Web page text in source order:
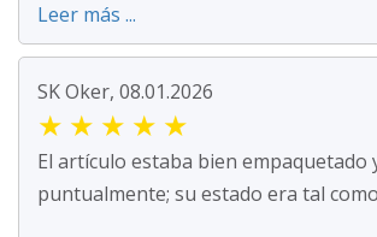
Leer más ...
SK Oker, 08.01.2026
★ ★ ★ ★ ★
El artículo estaba bien empaquetado
puntualmente; su estado era tal